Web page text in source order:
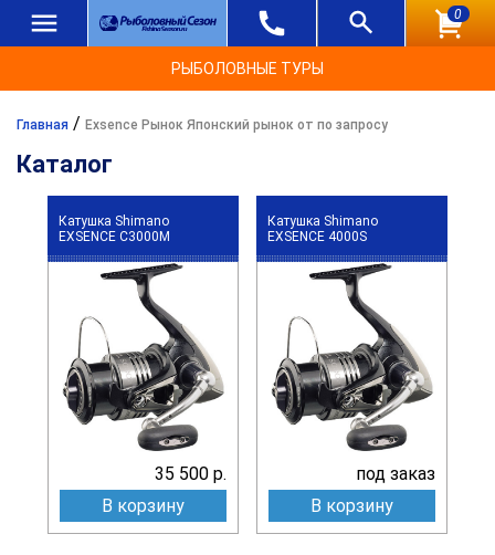
0
РЫБОЛОВНЫЕ ТУРЫ
Главная / Exsence Рынок Японский рынок от по запросу
Каталог
Катушка Shimano
EXSENCE C3000M
35 500 р.
В корзину
Катушка Shimano
EXSENCE 4000S
под заказ
В корзину